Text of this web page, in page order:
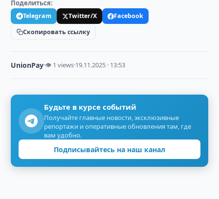
Поделиться:
Telegram Twitter/X
Facebook
Скопировать ссылку
UnionPay·👁 1 views·19.11.2025 · 13:53
Будьте в курсе событий
Получайте главные новости, эксклюзивные
репортажи и оперативные обновления там, где
вам удобно.
Подписывайтесь на наш канал